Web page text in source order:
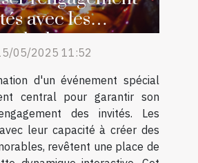
avec les
lors
spéciaux
05/2025 11:52
d'un événement spécial
central pour garantir son
des invités. Les
leur capacité à créer des
revêtent une place de